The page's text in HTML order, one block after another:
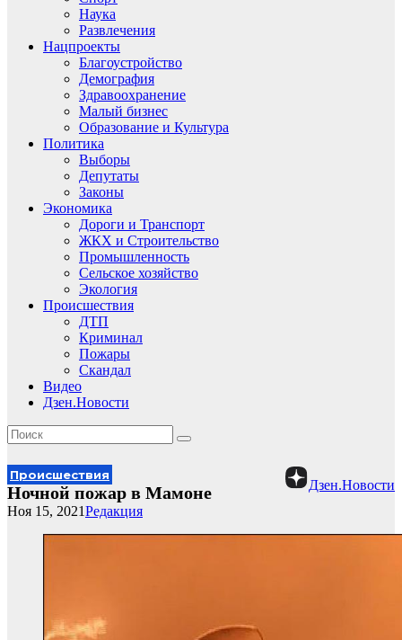
Наука
Развлечения
Нацпроекты
Благоустройство
Демография
Здравоохранение
Малый бизнес
Образование и Культура
Политика
Выборы
Депутаты
Законы
Экономика
Дороги и Транспорт
ЖКХ и Строительство
Промышленность
Сельское хозяйство
Экология
Происшествия
ДТП
Криминал
Пожары
Скандал
Видео
Дзен.Новости
Дзен.Новости
Происшествия
Ночной пожар в Мамоне
Редакция
Ноя 15, 2021